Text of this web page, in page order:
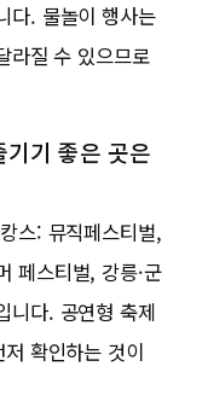
다. 물놀이 행사는
라질 수 있으므로
기 좋은 곳은
스: 뮤직페스티벌,
페스티벌, 강릉·군
니다. 공연형 축제
확인하는 것이